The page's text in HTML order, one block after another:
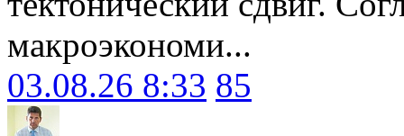
макроэкономи...
03.08.26 8:33 85